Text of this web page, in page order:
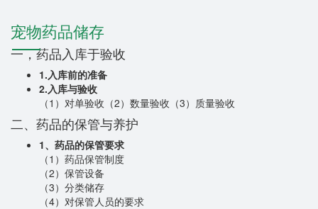
宠物药品储存
一，药品入库于验收
1.入库前的准备
2.入库与验收
（1）对单验收 （2）数量验收 （3）质量验收
二、药品的保管与养护
1、药品的保管要求
（1）药品保管制度
（2）保管设备
（3）分类储存
（4）对保管人员的要求